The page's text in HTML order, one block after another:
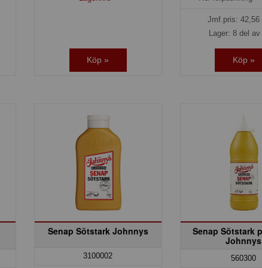
Köp »
Jmf.pris:42,56
Lager: 8 del av
Köp »
Senap Sötstark Johnnys
3100002
Senap Sötstark
Johnnys
560300